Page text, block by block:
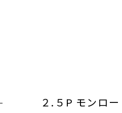
２.５P モンロー